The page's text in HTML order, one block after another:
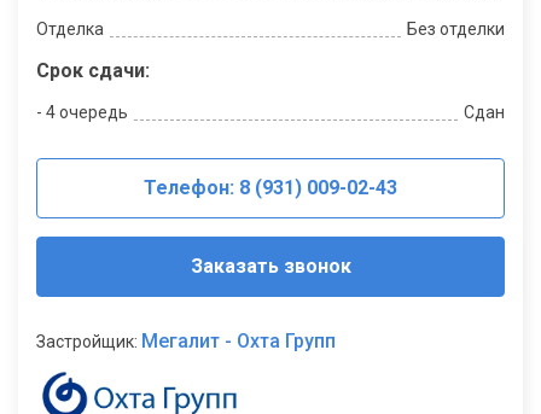
Отделка Без отделки
Срок сдачи:
- 4 очередь Сдан
Телефон: 8 (931) 009-02-43
Заказать звонок
Застройщик: Мегалит - Охта Групп